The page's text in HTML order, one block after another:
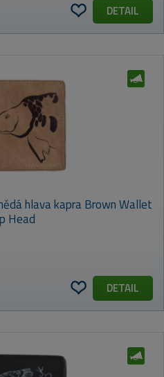
DETAIL
hlava kapra Brown Wallet
Head
DETAIL